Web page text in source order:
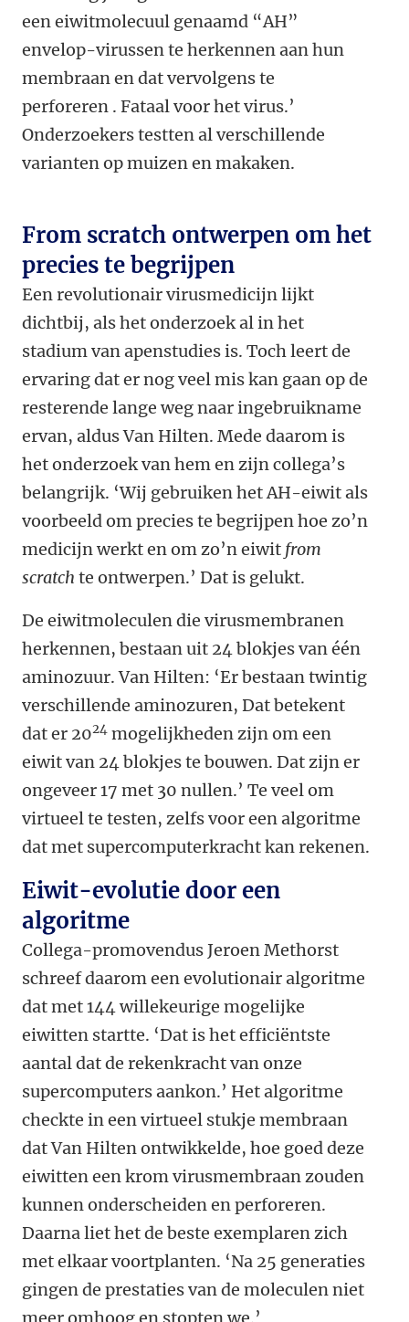
een eiwitmolecuul genaamd “AH”
envelop-virussen te herkennen aan hun
membraan en dat vervolgens te
perforeren . Fataal voor het virus.’
Onderzoekers testten al verschillende
varianten op muizen en makaken.
From scratch ontwerpen om het
precies te begrijpen
Een revolutionair virusmedicijn lijkt
dichtbij, als het onderzoek al in het
stadium van apenstudies is. Toch leert de
ervaring dat er nog veel mis kan gaan op de
resterende lange weg naar ingebruikname
ervan, aldus Van Hilten. Mede daarom is
het onderzoek van hem en zijn collega’s
belangrijk. ‘Wij gebruiken het AH-eiwit als
voorbeeld om precies te begrijpen hoe zo’n
medicijn werkt en om zo’n eiwit from
scratch te ontwerpen.’ Dat is gelukt.
De eiwitmoleculen die virusmembranen
herkennen, bestaan uit 24 blokjes van één
aminozuur. Van Hilten: ‘Er bestaan twintig
verschillende aminozuren, Dat betekent
dat er 2024 mogelijkheden zijn om een
eiwit van 24 blokjes te bouwen. Dat zijn er
ongeveer 17 met 30 nullen.’ Te veel om
virtueel te testen, zelfs voor een algoritme
dat met supercomputerkracht kan rekenen.
Eiwit-evolutie door een
algoritme
Collega-promovendus Jeroen Methorst
schreef daarom een evolutionair algoritme
dat met 144 willekeurige mogelijke
eiwitten startte. ‘Dat is het efficiëntste
aantal dat de rekenkracht van onze
supercomputers aankon.’ Het algoritme
checkte in een virtueel stukje membraan
dat Van Hilten ontwikkelde, hoe goed deze
eiwitten een krom virusmembraan zouden
kunnen onderscheiden en perforeren.
Daarna liet het de beste exemplaren zich
met elkaar voortplanten. ‘Na 25 generaties
gingen de prestaties van de moleculen niet